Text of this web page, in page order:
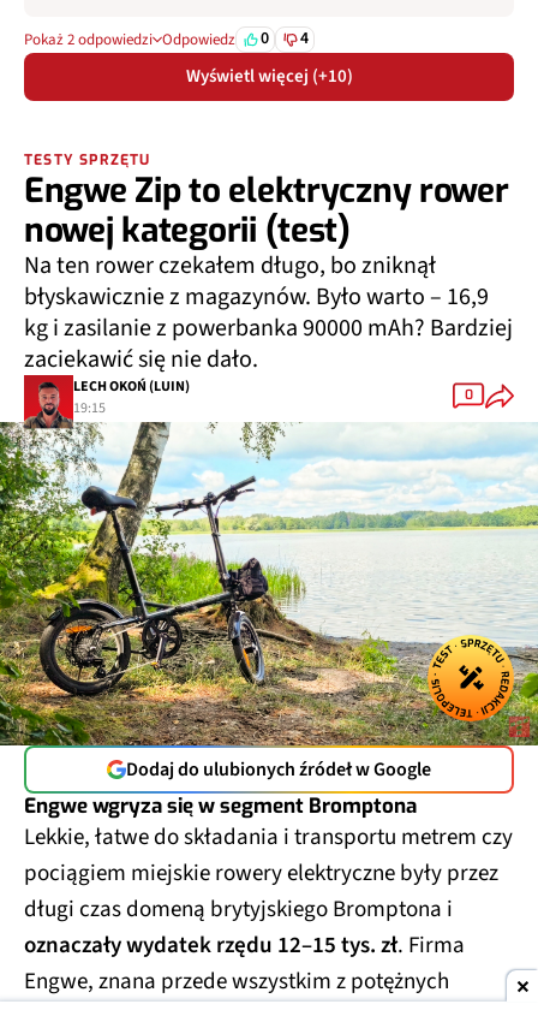
Pokaż 2 odpowiedzi Odpowiedz 0 4
Wyświetl więcej (+10)
TESTY SPRZĘTU
Engwe Zip to elektryczny rower
nowej kategorii (test)
Na ten rower czekałem długo, bo zniknął
błyskawicznie z magazynów. Było warto – 16,9
kg i zasilanie z powerbanka 90000 mAh? Bardziej
zaciekawić się nie dało.
LECH OKOŃ (LUIN)
19:15
0
Dodaj do ulubionych źródeł w Google
Engwe wgryza się w segment Bromptona
Lekkie, łatwe do składania i transportu metrem czy
pociągiem miejskie rowery elektryczne były przez
długi czas domeną brytyjskiego Bromptona i
oznaczały wydatek rzędu 12–15 tys. zł. Firma
Engwe, znana przede wszystkim z potężnych